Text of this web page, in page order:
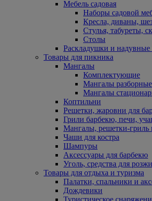
Мебель садовая
Наборы садовой
Кресла, диваны,
Стулья, табуреты,
Столы
Раскладушки и надувные
Товары для пикника
Мангалы
Комплектующие
Мангалы разборные
Мангалы
Коптильни
Решетки, жаровни для
Грили барбекю, печи,
Мангалы, решетки-гриль
Чаши для костра
Шампуры
Аксессуары для барбекю
Уголь, средства для
Товары для отдыха и туризма
Палатки, спальники и
Дождевики
Туристическое